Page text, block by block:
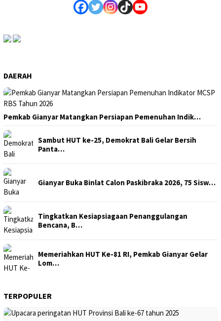
DAERAH
Pemkab Gianyar Matangkan Persiapan Pemenuhan Indik…
Sambut HUT ke-25, Demokrat Bali Gelar Bersih
Panta…
Gianyar Buka Binlat Calon Paskibraka 2026, 75 Sisw…
Tingkatkan Kesiapsiagaan Penanggulangan
Bencana, B…
Memeriahkan HUT Ke-81 RI, Pemkab Gianyar Gelar
Lom…
TERPOPULER